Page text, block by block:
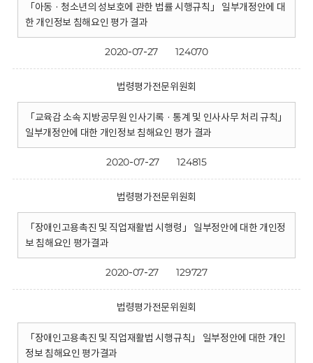
「아동 · 청소년의 성보호에 관한 법률 시행규칙」 일부개정안에 대
한 개인정보 침해요인 평가 결과
2020-07-27 124070
법령평가전문위원회
「교육감 소속 지방공무원 인사기록 · 통계 및 인사사무 처리 규칙」
일부개정안에 대한 개인정보 침해요인 평가 결과
2020-07-27 124815
법령평가전문위원회
「장애인고용촉진 및 직업재활법 시행령」 일부정안에 대한 개인정
보 침해요인 평가결과
2020-07-27 129727
법령평가전문위원회
「장애인고용촉진 및 직업재활법 시행규칙」 일부정안에 대한 개인
정보 침해요인 평가결과